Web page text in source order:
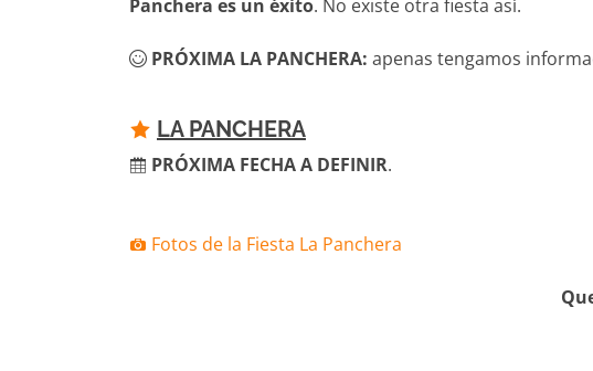
Panchera es un éxito. No existe otra fiesta así.
PRÓXIMA LA PANCHERA: apenas tengamos
LA PANCHERA
PRÓXIMA FECHA A DEFINIR.
Fotos de la Fiesta La Panchera